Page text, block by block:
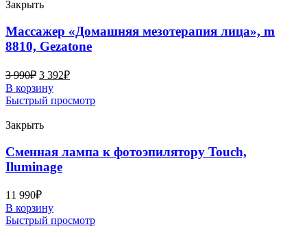
Закрыть
Массажер «Домашняя мезотерапия лица», m
8810, Gezatone
3 990₽ 3 392₽
В корзину
Быстрый просмотр
Закрыть
Сменная лампа к фотоэпилятору Touch,
Iluminage
11 990₽
В корзину
Быстрый просмотр